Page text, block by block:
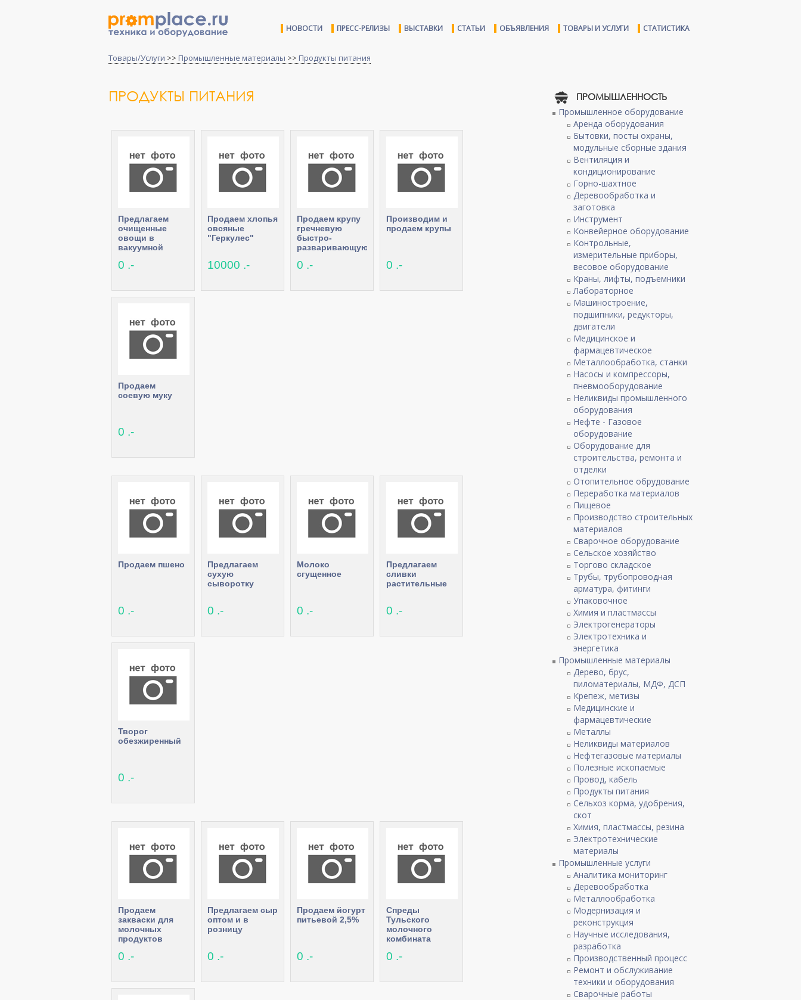
НОВОСТИ ПРЕСС-РЕЛИЗЫ ВЫСТАВКИ СТАТЬИ ОБЪЯВЛЕНИЯ ТОВАРЫ И УСЛУГИ СТАТИСТИКА
Товары/Услуги >> Промышленные материалы >> Продукты питания
ПРОДУКТЫ ПИТАНИЯ
Предлагаем
очищенные
овощи в
вакуумной
0 .-
Продаем хлопья
овсяные
"Геркулес"
10000 .-
Продаем крупу
гречневую
быстро-
разваривающуюся
0 .-
Производим и
продаем крупы
0 .-
Продаем
соевую муку
0 .-
Продаем пшено
0 .-
Предлагаем
сухую
сыворотку
0 .-
Молоко
сгущенное
0 .-
Предлагаем
сливки
растительные
0 .-
Творог
обезжиренный
0 .-
Продаем
закваски для
молочных
продуктов
0 .-
Предлагаем сыр
оптом и в
розницу
0 .-
Продаем йогурт
питьевой 2,5%
0 .-
Спреды
Тульского
молочного
комбината
0 .-
ПРОМЫШЛЕННОСТЬ
Промышленное оборудование
Аренда оборудования
Бытовки, посты охраны,
модульные сборные здания
Вентиляция и
кондиционирование
Горно-шахтное
Деревообработка и
заготовка
Инструмент
Конвейерное оборудование
Контрольные,
измерительные приборы,
весовое оборудование
Краны, лифты, подъемники
Лабораторное
Машиностроение,
подшипники, редукторы,
двигатели
Медицинское и
фармацевтическое
Металлообработка, станки
Насосы и компрессоры,
пневмооборудование
Неликвиды промышленного
оборудования
Нефте - Газовое
оборудование
Оборудование для
строительства, ремонта и
отделки
Отопительное обрудование
Переработка материалов
Пищевое
Производство строительных
материалов
Сварочное оборудование
Сельское хозяйство
Торгово складское
Трубы, трубопроводная
арматура, фитинги
Упаковочное
Химия и пластмассы
Электрогенераторы
Электротехника и
энергетика
Промышленные материалы
Дерево, брус,
пиломатериалы, МДФ, ДСП
Крепеж, метизы
Медицинские и
фармацевтические
Металлы
Неликвиды материалов
Нефтегазовые материалы
Полезные ископаемые
Провод, кабель
Продукты питания
Сельхоз корма, удобрения,
скот
Химия, пластмассы, резина
Электротехнические
материалы
Промышленные услуги
Аналитика мониторинг
Деревообработка
Металлообработка
Модернизация и
реконструкция
Научные исследования,
разработка
Производственный процесс
Ремонт и обслуживание
техники и оборудования
Сварочные работы